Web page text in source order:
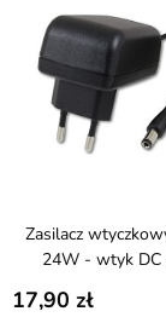
Zasilacz wtyczkowy 12V 2A
24W - wtyk DC
17,90